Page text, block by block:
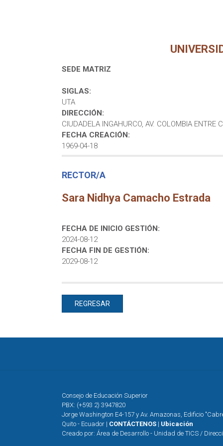
SEDE MATRIZ
SIGLAS:
UTA
DIRECCIÓN:
CIUDADELA INGAHURCO, AV. COLOMBIA ENTRE
FECHA CREACIÓN:
1969-04-18
RECTOR/A
Sara Nidhya Camacho Estrada
FECHA DE INICIO GESTIÓN:
2024-08-12
FECHA FIN DE GESTIÓN:
2029-08-12
REGRESAR
Consejo de Educación Superior
PBX: (+593 2) 3947820
Jorge Washington E4-157 y Av. Amazonas, Edificio
Quito - Ecuador | CONTÁCTENOS | Ubicación
Creado por: Área de Desarrollo - Unidad de TICS /